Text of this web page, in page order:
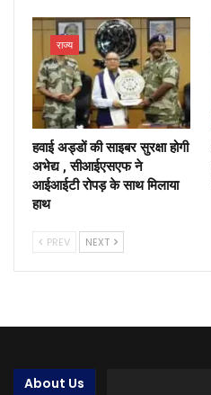
राज्य
हवाई अड्डों की साइबर सुरक्षा होगी
अभेद्य , सीआईएसएफ ने
आईआईटी रोपड़ के साथ मिलाया
हाथ
PREV NEXT
About Us